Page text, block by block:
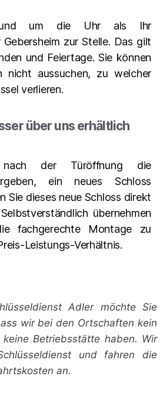
um die Uhr als Ihr
zur Stelle. Das gilt
und Feiertage. Sie können
nicht aussuchen, zu welcher
verlieren.
über uns erhältlich
der Türöffnung die
ein neues Schloss
Sie dieses neue Schloss direkt
übernehmen
fachgerechte Montage zu
Leistungs-Verhältnis.
Adler möchte Sie
wir bei den Ortschaften kein
Betriebsstätte haben. Wir
und fahren die
an.